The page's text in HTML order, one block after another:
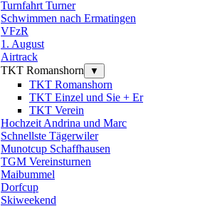
Turnfahrt Turner
Schwimmen nach Ermatingen
VFzR
1. August
Airtrack
TKT Romanshorn
▼
TKT Romanshorn
TKT Einzel und Sie + Er
TKT Verein
Hochzeit Andrina und Marc
Schnellste Tägerwiler
Munotcup Schaffhausen
TGM Vereinsturnen
Maibummel
Dorfcup
Skiweekend